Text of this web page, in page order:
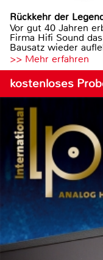
Rückkehr der
Vor gut 40 Jahren
Firma Hifi Sound
Bausatz wieder
>> Mehr erfahren
kostenloses